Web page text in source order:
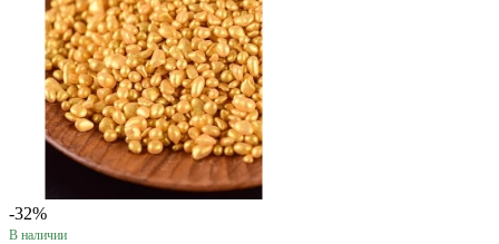
-32%
В наличии